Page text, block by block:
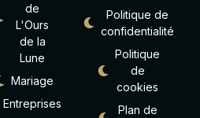
de
L'Ours
de la
Lune
Mariage
Entreprises
Politique de
confidentialité
Politique
de
cookies
Plan de